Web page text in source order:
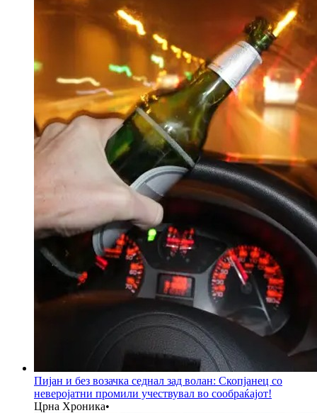
Пијан и без возачка седнал зад волан: Скопјанец со
неверојатни промили учествувал во сообраќајот!
Црна Хроника•